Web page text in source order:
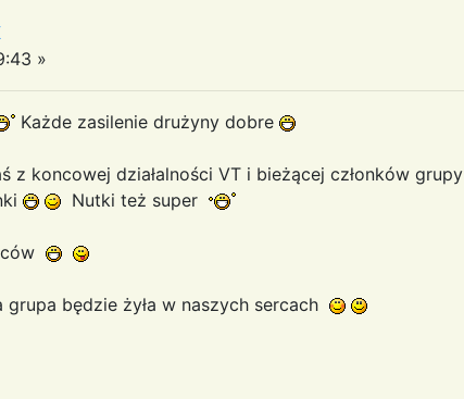
»
Każde zasilenie drużyny dobre
z koncowej działalności VT i bieżącej członków grupy
Nutki też super
będzie żyła w naszych sercach